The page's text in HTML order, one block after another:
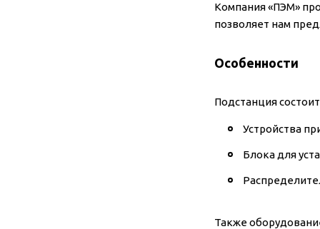
Компания «ПЭМ»
позволяет нам
Особенности
Подстанция
Устройства
Блока для
Также